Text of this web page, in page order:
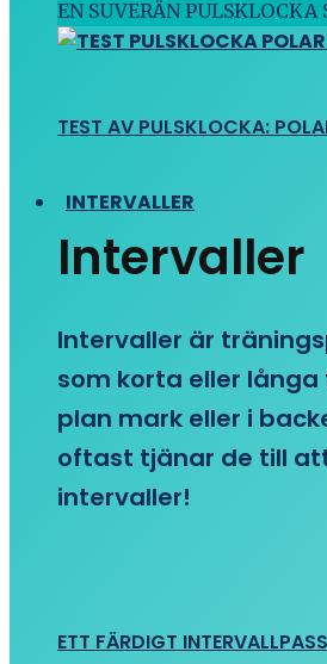
EN SUVERÄN
TEST AV PULSKLOCKA:
INTERVALLER
Intervaller
Intervaller är
som korta eller
plan mark eller i
oftast tjänar de till
intervaller!
ETT FÄRDIGT